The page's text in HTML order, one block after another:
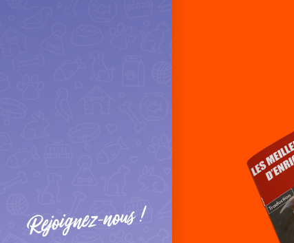
Rejoignez-nous !